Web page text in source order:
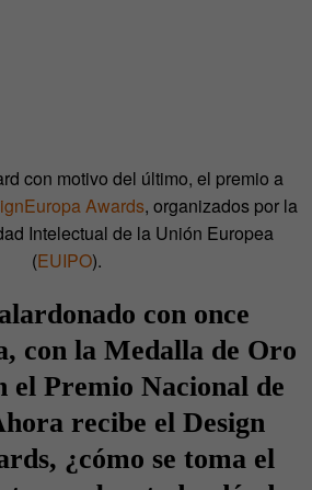
con motivo del último, el premio a
Awards, organizados por la
Intelectual de la Unión Europea
(EUIPO).
con once
con la Medalla de Oro
el Premio Nacional de
recibe el Design
¿cómo se toma el